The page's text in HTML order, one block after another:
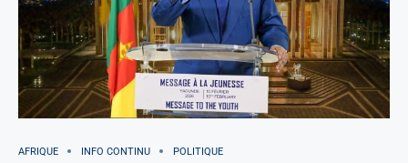
AFRIQUE INFO CONTINU POLITIQUE